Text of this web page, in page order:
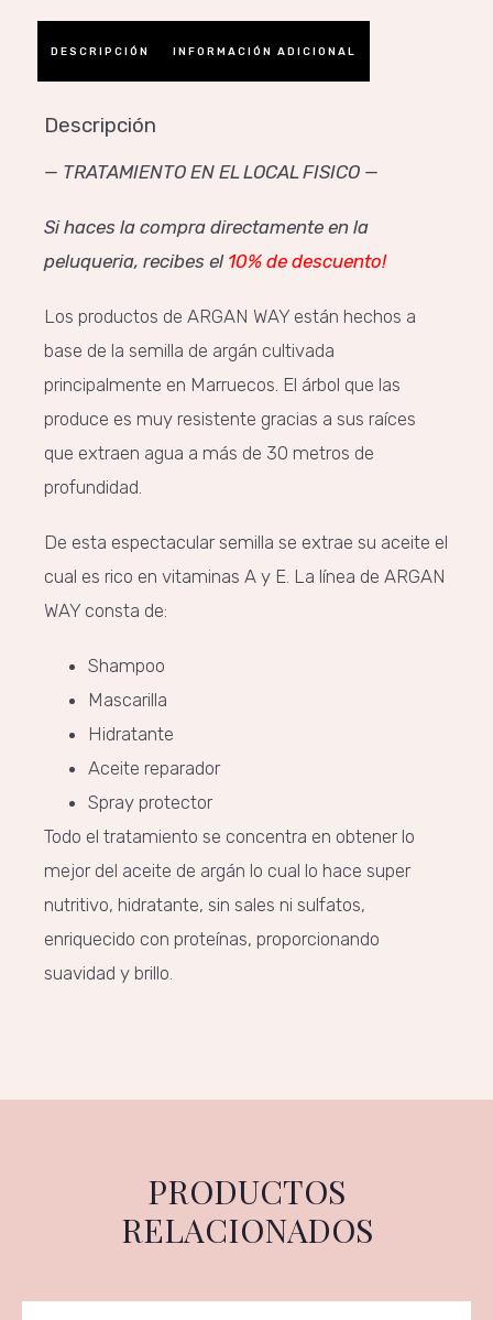
DESCRIPCIÓN INFORMACIÓN ADICIONAL
Descripción
— TRATAMIENTO EN EL LOCAL FISICO —
Si haces la compra directamente en la
peluqueria, recibes el 10% de descuento!
Los productos de ARGAN WAY están hechos a
base de la semilla de argán cultivada
principalmente en Marruecos. El árbol que las
produce es muy resistente gracias a sus raíces
que extraen agua a más de 30 metros de
profundidad.
De esta espectacular semilla se extrae su aceite el
cual es rico en vitaminas A y E. La línea de ARGAN
WAY consta de:
Shampoo
Mascarilla
Hidratante
Aceite reparador
Spray protector
Todo el tratamiento se concentra en obtener lo
mejor del aceite de argán lo cual lo hace super
nutritivo, hidratante, sin sales ni sulfatos,
enriquecido con proteínas, proporcionando
suavidad y brillo.
PRODUCTOS
RELACIONADOS